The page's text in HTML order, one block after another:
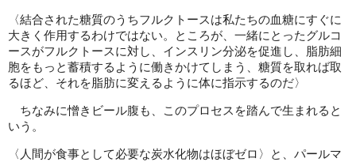
〈結合された糖質のうちフルクトースは私たちの血糖にすぐに
大きく作用するわけではない。ところが、一緒にとったグルコ
ースがフルクトースに対し、インスリン分泌を促進し、脂肪細
胞をもっと蓄積するように働きかけてしまう、糖質を取れば取
るほど、それを脂肪に変えるように体に指示するのだ〉
ちなみに憎きビール腹も、このプロセスを踏んで生まれると
いう。
〈人間が食事として必要な炭水化物はほぼゼロ〉と、パールマ